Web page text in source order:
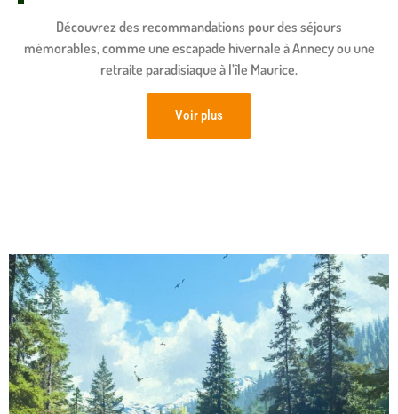
Découvrez des recommandations pour des séjours
mémorables, comme une escapade hivernale à Annecy ou une
retraite paradisiaque à l’île Maurice.
Voir plus